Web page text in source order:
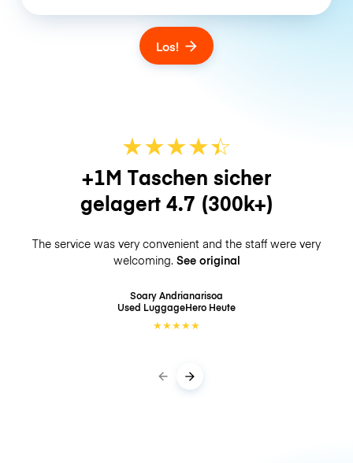
Los!
★★★★☆
★
+1M Taschen sicher
gelagert 4.7 (300k+)
The service was very convenient and the staff were very
welcoming. See original
Soary Andrianarisoa
Used LuggageHero Heute
★★★★★